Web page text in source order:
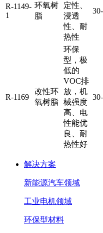
R-1149-
1
环氧树
脂
定性、
浸透
性、耐
热性
R-1169
改性环
氧树脂
环保
型，极
低的
VOC排
放，机
械强度
高、电
性能优
良、耐
热性好
解决方案
新能源汽车领域
工业电机领域
环保型材料